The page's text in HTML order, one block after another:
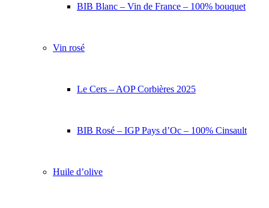
BIB Blanc – Vin de France – 100% bouquet
Vin rosé
Le Cers – AOP Corbières 2025
BIB Rosé – IGP Pays d’Oc – 100% Cinsault
Huile d’olive